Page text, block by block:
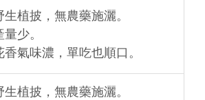
生植披，無農藥施灑。
量少。
香氣味濃，單吃也順口。
生植披，無農藥施灑。